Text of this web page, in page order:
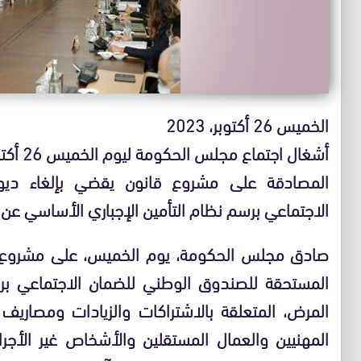
الخميس 26 أكتوبر، 2023
أشغال اجتماع مجلس الحكومة ليوم الخميس 26 أكتوبر 2023
المصادقة على مشروع قانون يقضي بإلغاء
الاجتماعي برسم نظام التأمين الإجباري الأساسي
المستحقة للصندوق الوطني للضمان الاجتماعي
المرض، المتعلقة بالاشتراكات والزيادات
المهنيين والعمال المستقلين والأشخاص غير